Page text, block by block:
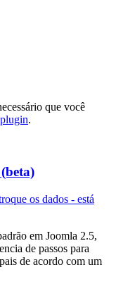
que você
.
os dados - está
em Joomla 2.5,
de passos para
de acordo com um